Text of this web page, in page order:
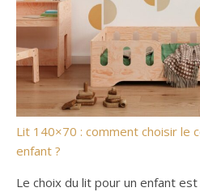
Lit 140×70 : comment choisir le
enfant ?
Le choix du lit pour un enfant